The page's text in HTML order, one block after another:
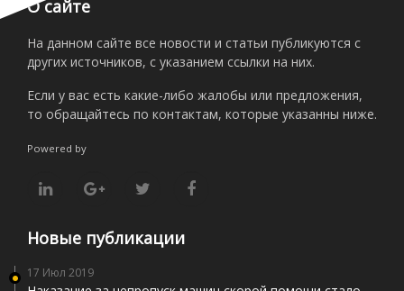
О сайте
На данном сайте все новости и статьи публикуются с
других источников, с указанием ссылки на них.
Если у вас есть какие-либо жалобы или предложения,
то обращайтесь по контактам, которые указанны ниже.
Powered by
Новые публикации
17 Июл 2019